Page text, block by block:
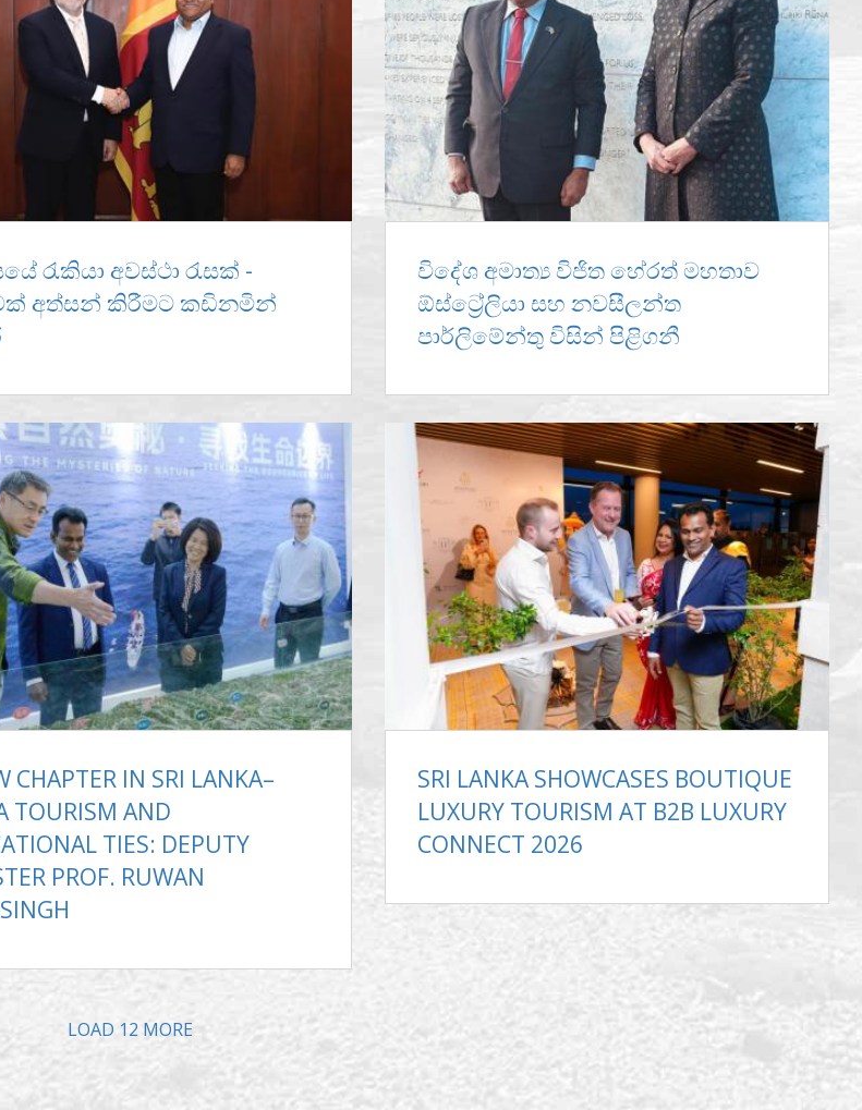
රැකියා අවස්ථා රැසක් -
අත්සන් කිරීමට කඩිනමින්
විදේශ අමාත්‍ය විජිත හේරත් මහතාව
ඕස්ට්‍රේලියා සහ නවසීලන්ත
පාර්ලිමේන්තු විසින් පිළිගනී
CHAPTER IN SRI LANKA–
TOURISM AND
TIES: DEPUTY
PROF. RUWAN
SRI LANKA SHOWCASES BOUTIQUE
LUXURY TOURISM AT B2B LUXURY
CONNECT 2026
LOAD 12MORE